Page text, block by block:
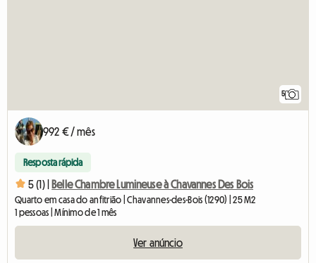
5
992 € / mês
Resposta rápida
5 (1) | Belle Chambre Lumineuse à Chavannes Des Bois
Quarto em casa do anfitrião | Chavannes-des-Bois (1290) | 25 M2
1 pessoas | Mínimo de 1 mês
Ver anúncio